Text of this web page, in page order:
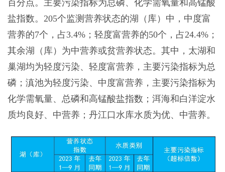
百分点。主要污染指标为总磷、化学需氧量和高锰酸
盐指数。205个监测营养状态的湖（库）中，中度富
营养的7个，占3.4%；轻度富营养的50个，占24.4%；
其余湖（库）为中营养或贫营养状态。其中，太湖和
巢湖均为轻度污染、轻度富营养，主要污染指标为总
磷；滇池为轻度污染、中度富营养，主要污染指标为
化学需氧量、总磷和高锰酸盐指数；洱海和白洋淀水
质均良好、中营养；丹江口水库水质为优、中营养。